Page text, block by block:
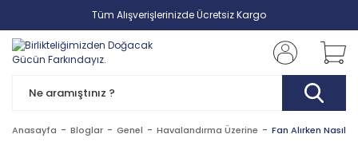
Tüm Alışverişlerinizde Ücretsiz Kargo
Anasayfa Bloglar Genel Havalandırma Üzerine Fan Alırken Nasıl